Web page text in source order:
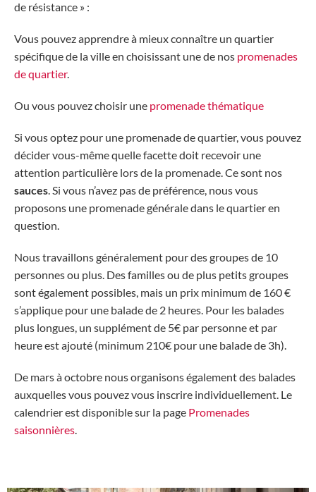
de résistance » :
Vous pouvez apprendre à mieux connaître un quartier
spécifique de la ville en choisissant une de nos promenades
de quartier.
Ou vous pouvez choisir une promenade thématique
Si vous optez pour une promenade de quartier, vous pouvez
décider vous-même quelle facette doit recevoir une
attention particulière lors de la promenade. Ce sont nos
sauces . Si vous n’avez pas de préférence, nous vous
proposons une promenade générale dans le quartier en
question.
Nous travaillons généralement pour des groupes de 10
personnes ou plus. Des familles ou de plus petits groupes
sont également possibles, mais un prix minimum de 160 €
s’applique pour une balade de 2 heures. Pour les balades
plus longues, un supplément de 5€ par personne et par
heure est ajouté (minimum 210€ pour une balade de 3h).
De mars à octobre nous organisons également des balades
auxquelles vous pouvez vous inscrire individuellement. Le
calendrier est disponible sur la page Promenades
saisonnières